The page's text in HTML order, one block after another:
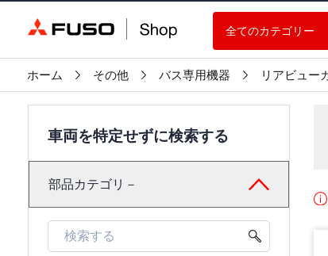
全てのカテゴリー
ホーム その他 バス専用機器 リアビュー
車両を特定せずに検索する
部品カテゴリ－